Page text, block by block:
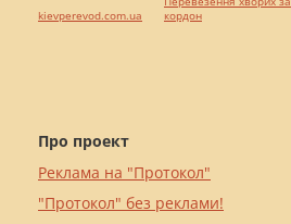
Про проект
Реклама на "Протокол"
"Протокол" без реклами!
kievperevod.com.ua
кордон